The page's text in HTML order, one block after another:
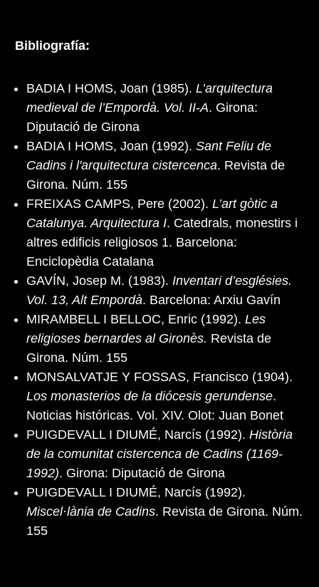
Bibliografía:
BADIA I HOMS, Joan (1985). L’arquitectura
medieval de l’Empordà. Vol. II-A. Girona:
Diputació de Girona
BADIA I HOMS, Joan (1992). Sant Feliu de
Cadins i l'arquitectura cistercenca. Revista de
Girona. Núm. 155
FREIXAS CAMPS, Pere (2002). L’art gòtic a
Catalunya. Arquitectura I. Catedrals, monestirs i
altres edificis religiosos 1. Barcelona:
Enciclopèdia Catalana
GAVÍN, Josep M. (1983). Inventari d’esglésies.
Vol. 13, Alt Empordà. Barcelona: Arxiu Gavín
MIRAMBELL I BELLOC, Enric (1992). Les
religioses bernardes al Gironès. Revista de
Girona. Núm. 155
MONSALVATJE Y FOSSAS, Francisco (1904).
Los monasterios de la diócesis gerundense.
Noticias históricas. Vol. XIV. Olot: Juan Bonet
PUIGDEVALL I DIUMÉ, Narcís (1992). Història
de la comunitat cistercenca de Cadins (1169-
1992). Girona: Diputació de Girona
PUIGDEVALL I DIUMÉ, Narcís (1992).
Miscel·lània de Cadins. Revista de Girona. Núm.
155